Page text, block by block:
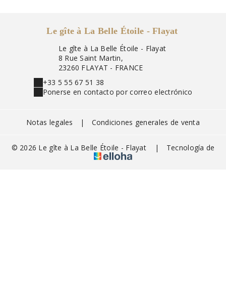
Le gîte à La Belle Étoile - Flayat
Le gîte à La Belle Étoile - Flayat
8 Rue Saint Martin,
23260 FLAYAT - FRANCE
+33 5 55 67 51 38
Ponerse en contacto por correo electrónico
Notas legales | Condiciones generales de venta
© 2026 Le gîte à La Belle Étoile - Flayat | Tecnología de